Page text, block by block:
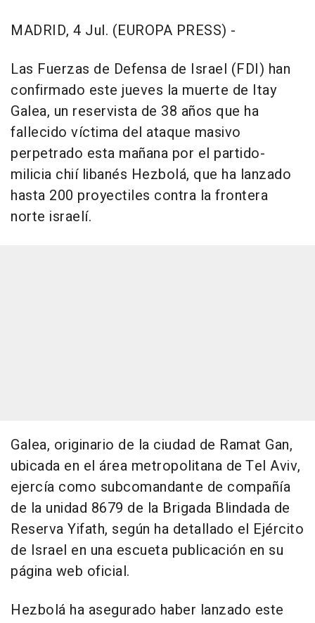
MADRID, 4 Jul. (EUROPA PRESS) -
Las Fuerzas de Defensa de Israel (FDI) han
confirmado este jueves la muerte de Itay
Galea, un reservista de 38 años que ha
fallecido víctima del ataque masivo
perpetrado esta mañana por el partido-
milicia chií libanés Hezbolá, que ha lanzado
hasta 200 proyectiles contra la frontera
norte israelí.
Galea, originario de la ciudad de Ramat Gan,
ubicada en el área metropolitana de Tel Aviv,
ejercía como subcomandante de compañía
de la unidad 8679 de la Brigada Blindada de
Reserva Yifath, según ha detallado el Ejército
de Israel en una escueta publicación en su
página web oficial.
Hezbolá ha asegurado haber lanzado este